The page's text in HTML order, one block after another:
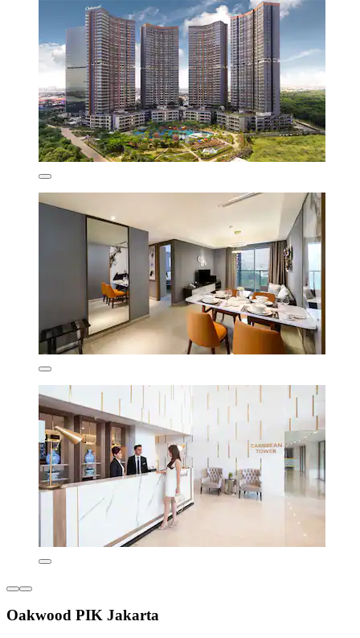
Oakwood PIK Jakarta